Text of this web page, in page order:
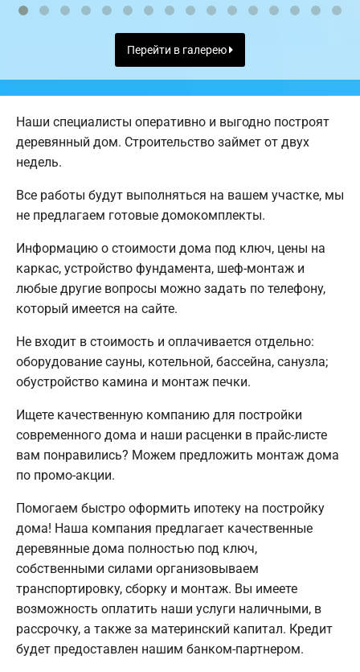
Перейти в галерею
Наши специалисты оперативно и выгодно построят
деревянный дом. Строительство займет от двух
недель.
Все работы будут выполняться на вашем участке, мы
не предлагаем готовые домокомплекты.
Информацию о стоимости дома под ключ, цены на
каркас, устройство фундамента, шеф-монтаж и
любые другие вопросы можно задать по телефону,
который имеется на сайте.
Не входит в стоимость и оплачивается отдельно:
оборудование сауны, котельной, бассейна, санузла;
обустройство камина и монтаж печки.
Ищете качественную компанию для постройки
современного дома и наши расценки в прайс-листе
вам понравились? Можем предложить монтаж дома
по промо-акции.
Помогаем быстро оформить ипотеку на постройку
дома! Наша компания предлагает качественные
деревянные дома полностью под ключ,
собственными силами организовываем
транспортировку, сборку и монтаж. Вы имеете
возможность оплатить наши услуги наличными, в
рассрочку, а также за материнский капитал. Кредит
будет предоставлен нашим банком-партнером.